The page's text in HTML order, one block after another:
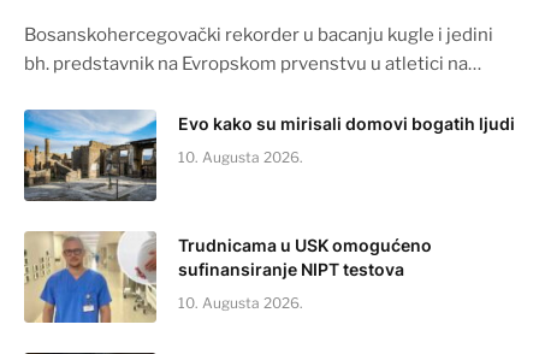
Bosanskohercegovački rekorder u bacanju kugle i jedini
bh. predstavnik na Evropskom prvenstvu u atletici na…
Evo kako su mirisali domovi bogatih ljudi
10. Augusta 2026.
Trudnicama u USK omogućeno
sufinansiranje NIPT testova
10. Augusta 2026.